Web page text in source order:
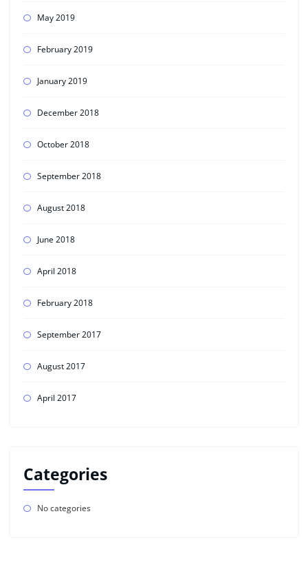
May 2019
February 2019
January 2019
December 2018
October 2018
September 2018
August 2018
June 2018
April 2018
February 2018
September 2017
August 2017
April 2017
Categories
No categories